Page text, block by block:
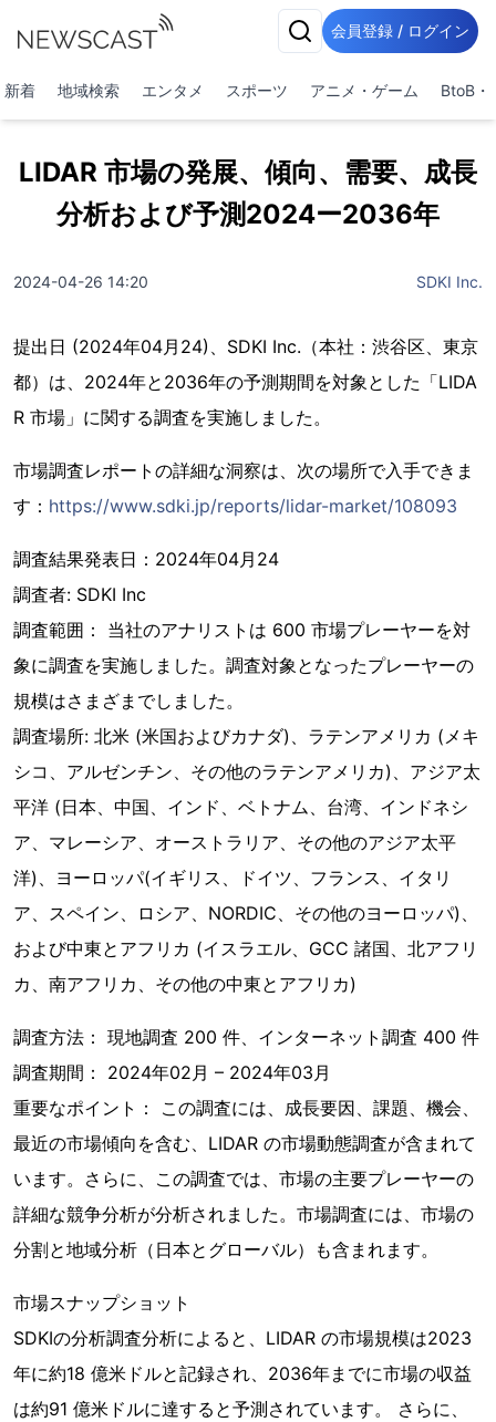
会員登録 / ログイン
新着 地域検索 エンタメ スポーツ アニメ・ゲーム BtoB・
LIDAR 市場の発展、傾向、需要、成長
分析および予測2024ー2036年
2024-04-26 14:20 SDKI Inc.
提出日 (2024年04月24)、SDKI Inc.（本社：渋谷区、東京
都）は、2024年と2036年の予測期間を対象とした「LIDA
R 市場」に関する調査を実施しました。
市場調査レポートの詳細な洞察は、次の場所で入手できま
す： https://www.sdki.jp/reports/lidar-market/108093
調査結果発表日：2024年04月24
調査者: SDKI Inc
調査範囲： 当社のアナリストは 600 市場プレーヤーを対
象に調査を実施しました。調査対象となったプレーヤーの
規模はさまざまでしました。
調査場所: 北米 (米国およびカナダ)、ラテンアメリカ (メキ
シコ、アルゼンチン、その他のラテンアメリカ)、アジア太
平洋 (日本、中国、インド、ベトナム、台湾、インドネシ
ア、マレーシア、オーストラリア、その他のアジア太平
洋)、ヨーロッパ(イギリス、ドイツ、フランス、イタリ
ア、スペイン、ロシア、NORDIC、その他のヨーロッパ)、
および中東とアフリカ (イスラエル、GCC 諸国、北アフリ
カ、南アフリカ、その他の中東とアフリカ)
調査方法： 現地調査 200 件、インターネット調査 400 件
調査期間： 2024年02月 – 2024年03月
重要なポイント： この調査には、成長要因、課題、機会、
最近の市場傾向を含む、LIDAR の市場動態調査が含まれて
います。さらに、この調査では、市場の主要プレーヤーの
詳細な競争分析が分析されました。市場調査には、市場の
分割と地域分析（日本とグローバル）も含まれます。
市場スナップショット
SDKIの分析調査分析によると、LIDAR の市場規模は2023
年に約18 億米ドルと記録され、2036年までに市場の収益
は約91 億米ドルに達すると予測されています。 さらに、